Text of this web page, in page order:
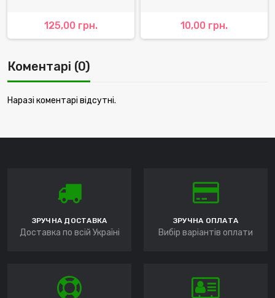
125,00 грн. 10,00 грн.
Коментарі (0)
Наразі коментарі відсутні.
ЗРУЧНА ДОСТАВКА
Доставка по всій Україні
ЗРУЧНА ОПЛАТА
Вибір варіантів оплати